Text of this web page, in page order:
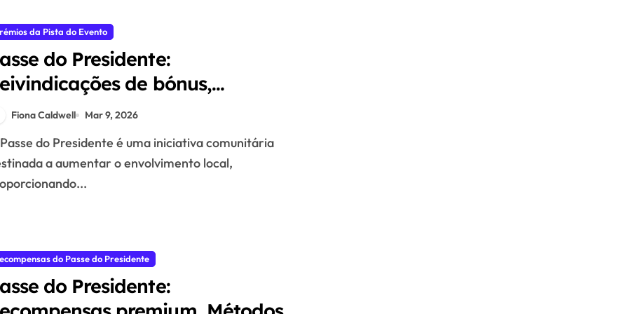
da Pista do Evento
do Presidente:
de bónus,
de recursos, Estratégias
recompensa
Fiona Caldwell Mar 9, 2026
a aumentar o envolvimento local,
do Passe do Presidente
do Presidente: